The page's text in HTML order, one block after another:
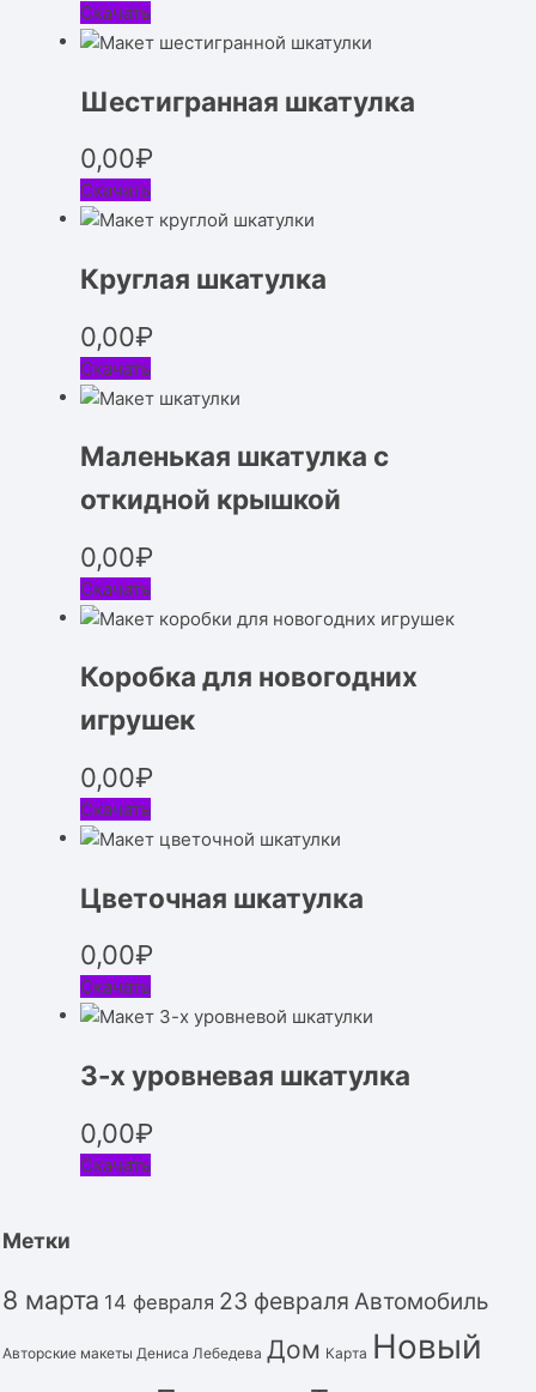
Скачать
Шестигранная шкатулка
0,00₽
Скачать
Круглая шкатулка
0,00₽
Скачать
Маленькая шкатулка с
откидной крышкой
0,00₽
Скачать
Коробка для новогодних
игрушек
0,00₽
Скачать
Цветочная шкатулка
0,00₽
Скачать
3-х уровневая шкатулка
0,00₽
Скачать
Метки
8 марта 14 февраля 23 февраля Автомобиль
Авторские макеты Дениса Лебедева Дом Карта Новый